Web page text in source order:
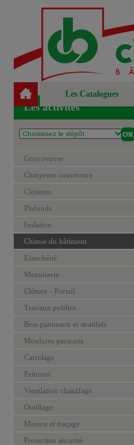
Les Catalogues
Les activités
Gros oeuvre
Charpente couverture
Cloisons
Plafonds
Isolation
Chimie du bâtiment
Etanchéité
Menuiserie
Clôture - Portail
Travaux publics
Bois panneaux et stratifiés
Moulures parquets
Carrelage
Peinture
Ventilation chauffage
Outillage
Mesure et traçage
Protection sécurité